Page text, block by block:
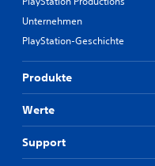
Unternehmen
PlayStation-Geschichte
Produkte
Werte
Support